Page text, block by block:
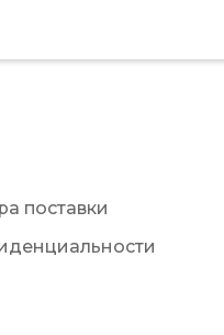
поставки